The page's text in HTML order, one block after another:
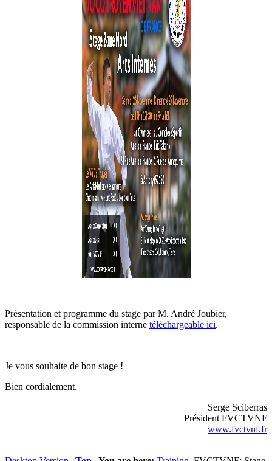
Présentation et programme du stage par M. André Joubier,
responsable de la commission interne téléchargeable ici.
Je vous souhaite de bon stage !
Bien cordialement.
Serge Sciberras
Président FVCTVNF
www.fvctvnf.fr